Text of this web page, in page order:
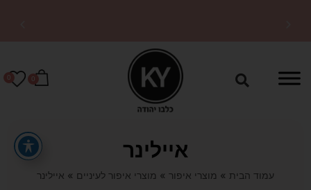
0
0
איילינר
עמוד הבית » מוצרי איפור » מוצרי איפור לעיניים » איילינר